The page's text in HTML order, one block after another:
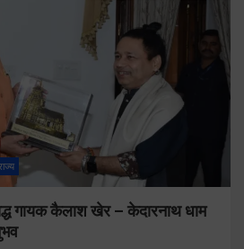
गायक कैलाश खेर – केदारनाथ धाम